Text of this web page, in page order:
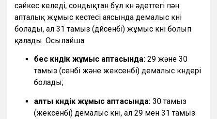
сәйкес келеді, сондықтан бұл күн әдеттегі пән
апталық жұмыс кестесі аясында демалыс күні
болады, ал 31 тамыз (дүйсенбі) жұмыс күні болып
қалады. Осылайша:
бес күндік жұмыс аптасында: 29 және 30
тамыз (сенбі және жексенбі) демалыс күндері
болады;
алты күндік жұмыс аптасында: 30 тамыз
(жексенбі) демалыс күні, ал 29 мен 31 тамыз